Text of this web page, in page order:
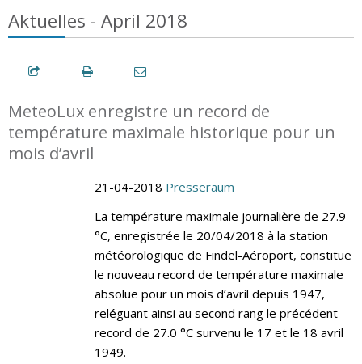
Aktuelles - April 2018
MeteoLux enregistre un record de
température maximale historique pour un
mois d’avril
21-04-2018 Presseraum
La température maximale journalière de 27.9
°C, enregistrée le 20/04/2018 à la station
météorologique de Findel-Aéroport, constitue
le nouveau record de température maximale
absolue pour un mois d’avril depuis 1947,
reléguant ainsi au second rang le précédent
record de 27.0 °C survenu le 17 et le 18 avril
1949.